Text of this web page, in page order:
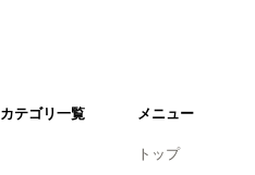
カテゴリ一覧 メニュー
トップ